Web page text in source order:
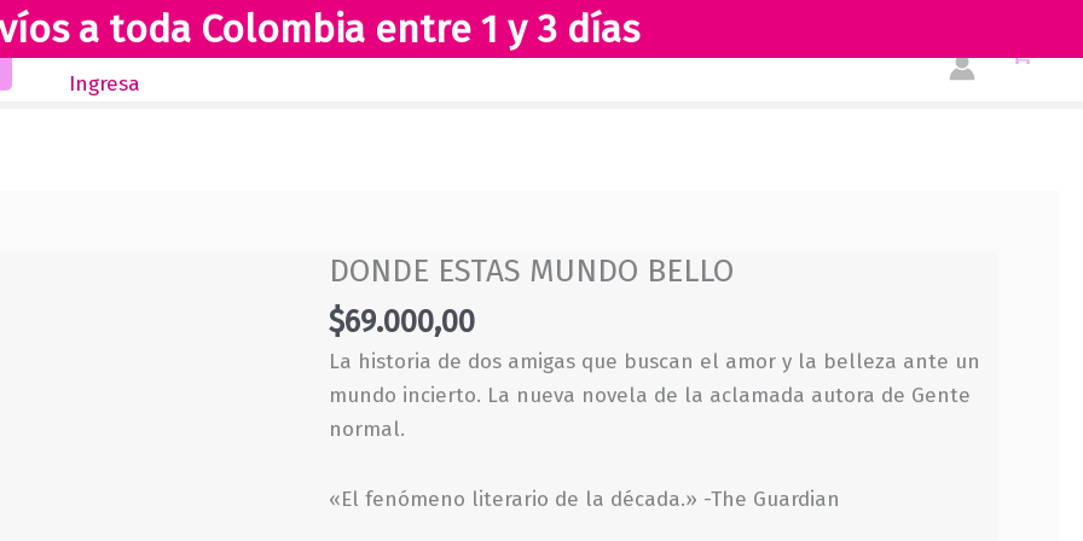
a toda Colombia entre 1 y 3 días
Inicio Novedades Revista Club Lectores Tienda
Ingresa
DONDE ESTAS MUNDO BELLO
$69.000,00
La historia de dos amigas que buscan el amor y la belleza ante un
mundo incierto. La nueva novela de la aclamada autora de Gente
normal.
«El fenómeno literario de la década.» -The Guardian